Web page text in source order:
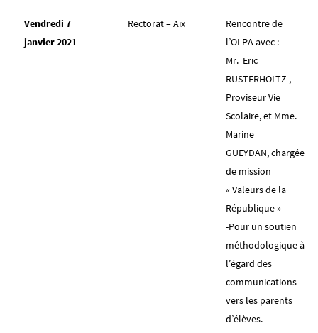
Vendredi 7
janvier 2021
Rectorat – Aix
Rencontre de
l’OLPA avec :
Mr. Eric
RUSTERHOLTZ ,
Proviseur Vie
Scolaire, et Mme.
Marine
GUEYDAN, chargée
de mission
« Valeurs de la
République »
-Pour un soutien
méthodologique à
l’égard des
communications
vers les parents
d’élèves.